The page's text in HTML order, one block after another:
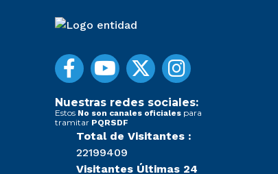
Nuestras redes sociales:
Estos No son canales oficiales para
tramitar PQRSDF
Total de Visitantes :
22199409
Visitantes Últimas 24